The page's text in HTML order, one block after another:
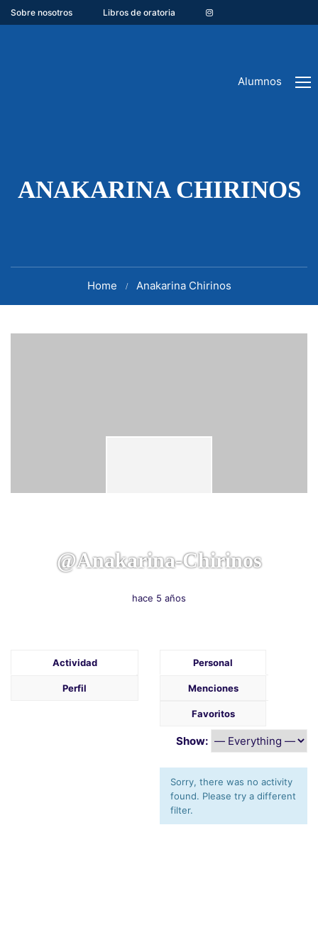
Sobre nosotros Libros de oratoria
Alumnos
ANAKARINA CHIRINOS
Home Anakarina Chirinos
@anakarina-Chirinos
hace 5 años
Actividad
Perfil
Personal
Menciones
Favoritos
Show:
Sorry, there was no activity
found. Please try a different
filter.